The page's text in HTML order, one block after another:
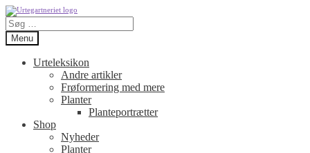
Spring
til
navigation
Spring
til
indhold
Søg
efter:
Menu
Urteleksikon
Andre artikler
Frøformering med mere
Planter
Planteportrætter
Shop
Nyheder
Planter